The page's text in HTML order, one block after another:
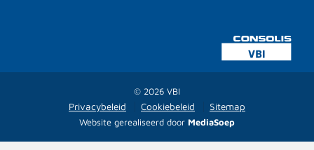
© 2026 VBI
Privacybeleid Cookiebeleid Sitemap
Website gerealiseerd door MediaSoep